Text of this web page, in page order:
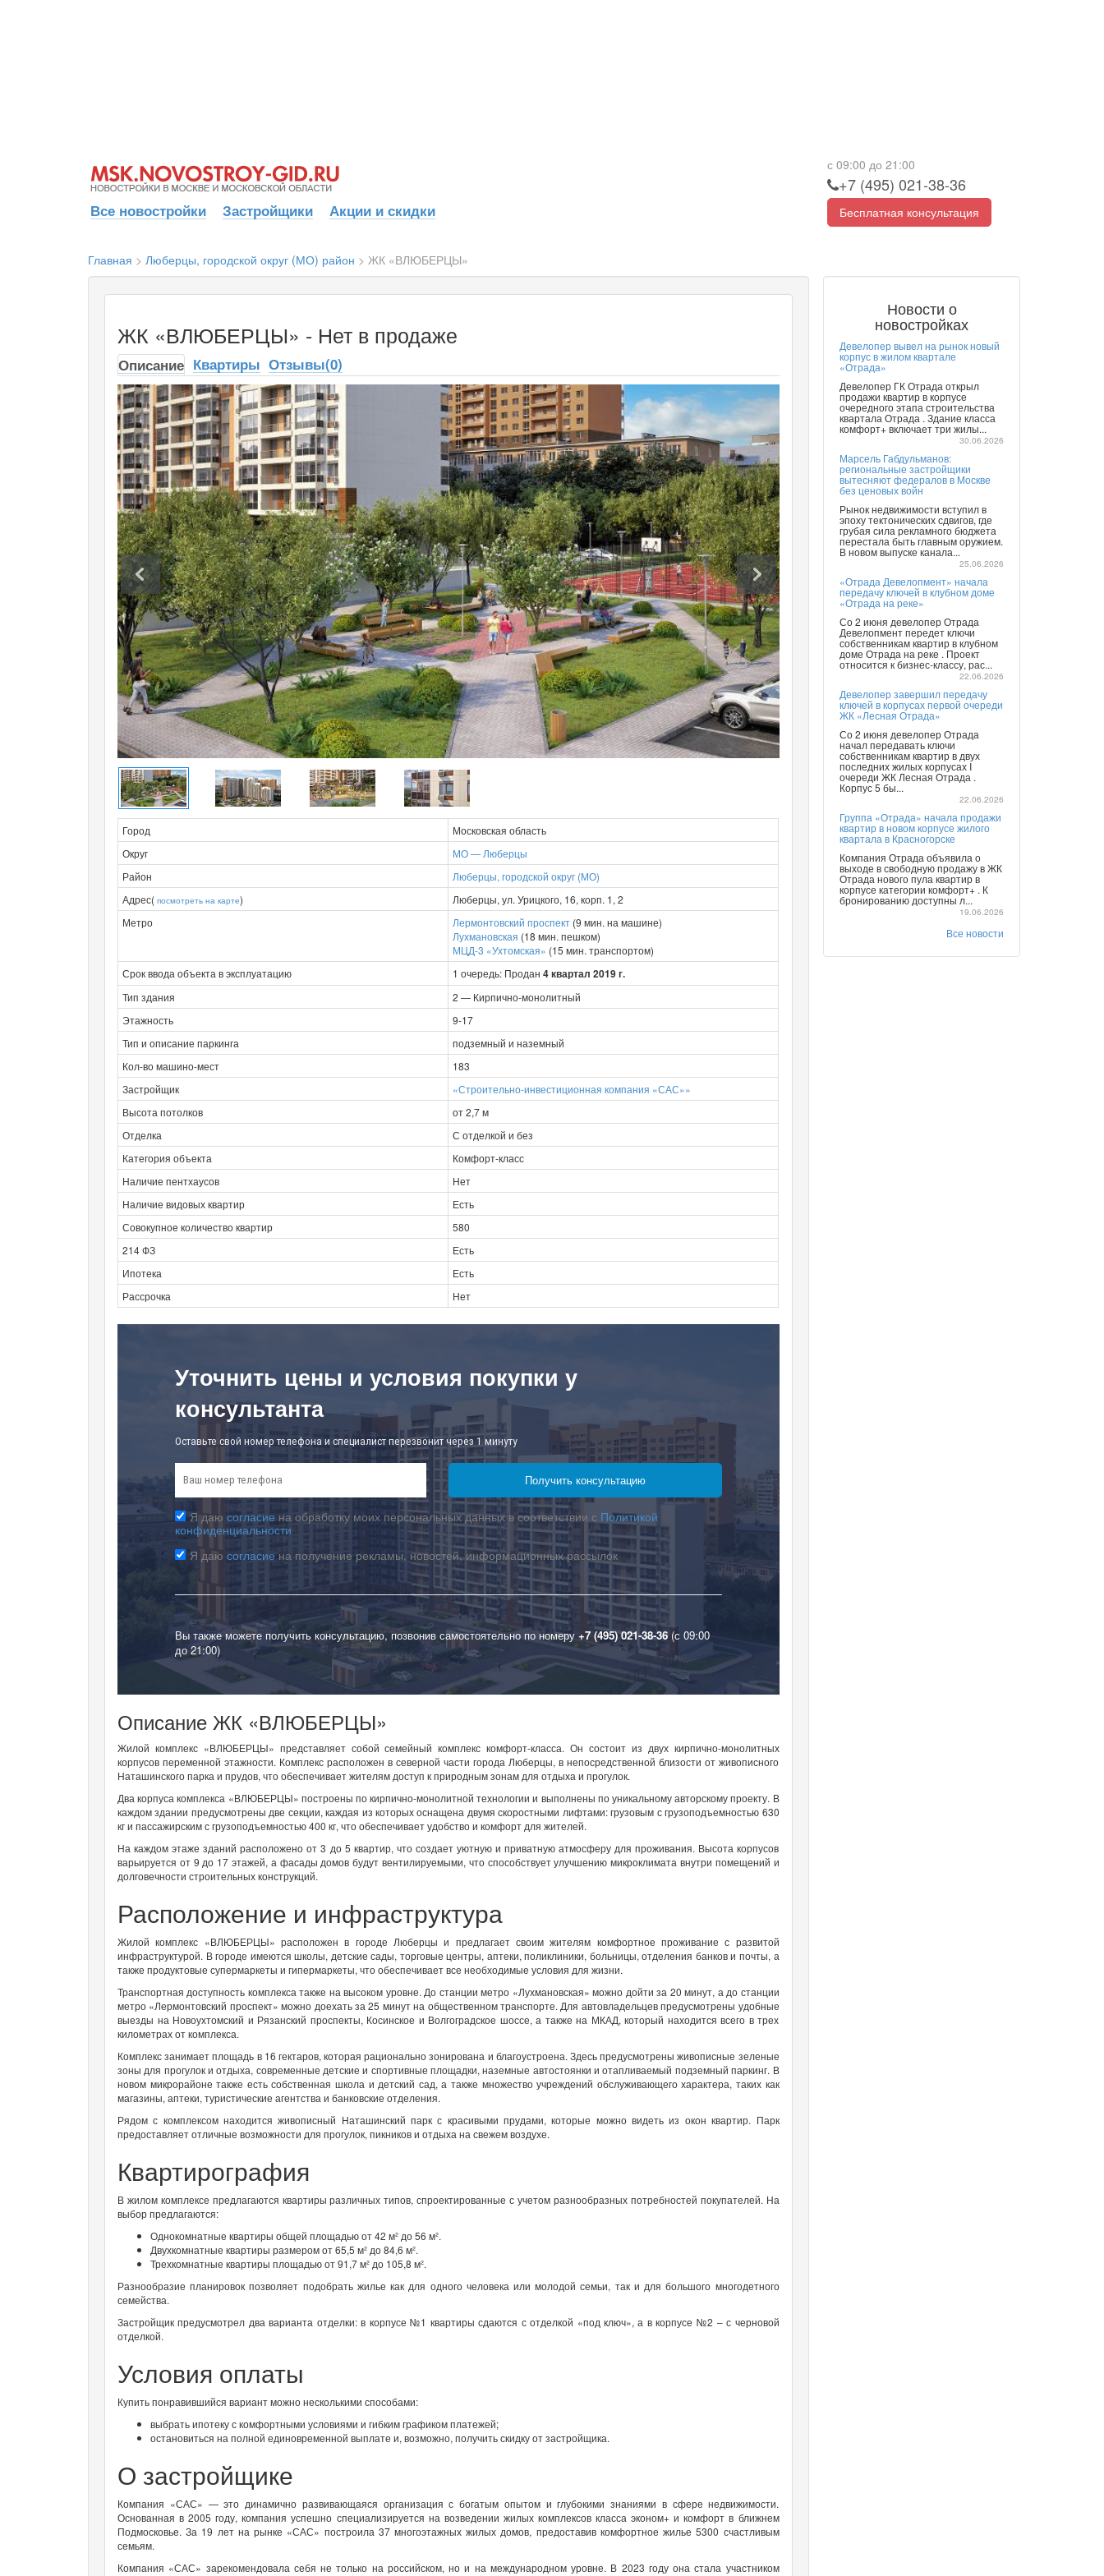
Все новостройки Застройщики Акции и скидки
с 09:00 до 21:00
+7 (495) 021-38-36
Бесплатная консультация
Главная > Люберцы, городской округ (МО) район > ЖК «ВЛЮБЕРЦЫ»
ЖК «ВЛЮБЕРЦЫ» - Нет в продаже
Описание Квартиры Отзывы(0)
Город
Московская область
Округ
МО — Люберцы
Район
Люберцы, городской округ (МО)
Адрес( посмотреть на карте)
Люберцы, ул. Урицкого, 16, корп. 1, 2
Метро
Лермонтовский проспект (9 мин. на машине)
Лухмановская (18 мин. пешком)
МЦД-3 «Ухтомская» (15 мин. транспортом)
Срок ввода объекта в эксплуатацию
1 очередь: Продан 4 квартал 2019 г.
Тип здания
2 — Кирпично-монолитный
Этажность
9-17
Тип и описание паркинга
подземный и наземный
Кол-во машино-мест
183
Застройщик
«Строительно-инвестиционная компания «САС»»
Высота потолков
от 2,7 м
Отделка
С отделкой и без
Категория объекта
Комфорт-класс
Наличие пентхаусов
Нет
Наличие видовых квартир
Есть
Совокупное количество квартир
580
214 ФЗ
Есть
Ипотека
Есть
Рассрочка
Нет
Уточнить цены и условия покупки у
консультанта
Оставьте свой номер телефона и специалист перезвонит через 1 минуту
Я даю согласие на обработку моих персональных данных в соответствии с Политикой
конфиденциальности
Я даю согласие на получение рекламы, новостей, информационных рассылок
Вы также можете получить консультацию, позвонив самостоятельно по номеру +7 (495) 021-38-36 (с 09:00
до 21:00)
Описание ЖК «ВЛЮБЕРЦЫ»
Жилой комплекс «ВЛЮБЕРЦЫ» представляет собой семейный комплекс комфорт-класса. Он состоит из двух кирпично-монолитных
корпусов переменной этажности. Комплекс расположен в северной части города Люберцы, в непосредственной близости от живописного
Наташинского парка и прудов, что обеспечивает жителям доступ к природным зонам для отдыха и прогулок.
Два корпуса комплекса «ВЛЮБЕРЦЫ» построены по кирпично-монолитной технологии и выполнены по уникальному авторскому проекту. В
каждом здании предусмотрены две секции, каждая из которых оснащена двумя скоростными лифтами: грузовым с грузоподъемностью 630
кг и пассажирским с грузоподъемностью 400 кг, что обеспечивает удобство и комфорт для жителей.
На каждом этаже зданий расположено от 3 до 5 квартир, что создает уютную и приватную атмосферу для проживания. Высота корпусов
варьируется от 9 до 17 этажей, а фасады домов будут вентилируемыми, что способствует улучшению микроклимата внутри помещений и
долговечности строительных конструкций.
Расположение и инфраструктура
Жилой комплекс «ВЛЮБЕРЦЫ» расположен в городе Люберцы и предлагает своим жителям комфортное проживание с развитой
инфраструктурой. В городе имеются школы, детские сады, торговые центры, аптеки, поликлиники, больницы, отделения банков и почты, а
также продуктовые супермаркеты и гипермаркеты, что обеспечивает все необходимые условия для жизни.
Транспортная доступность комплекса также на высоком уровне. До станции метро «Лухмановская» можно дойти за 20 минут, а до станции
метро «Лермонтовский проспект» можно доехать за 25 минут на общественном транспорте. Для автовладельцев предусмотрены удобные
выезды на Новоухтомский и Рязанский проспекты, Косинское и Волгоградское шоссе, а также на МКАД, который находится всего в трех
километрах от комплекса.
Комплекс занимает площадь в 16 гектаров, которая рационально зонирована и благоустроена. Здесь предусмотрены живописные зеленые
зоны для прогулок и отдыха, современные детские и спортивные площадки, наземные автостоянки и отапливаемый подземный паркинг. В
новом микрорайоне также есть собственная школа и детский сад, а также множество учреждений обслуживающего характера, таких как
магазины, аптеки, туристические агентства и банковские отделения.
Рядом с комплексом находится живописный Наташинский парк с красивыми прудами, которые можно видеть из окон квартир. Парк
предоставляет отличные возможности для прогулок, пикников и отдыха на свежем воздухе.
Квартирография
В жилом комплексе предлагаются квартиры различных типов, спроектированные с учетом разнообразных потребностей покупателей. На
выбор предлагаются:
Однокомнатные квартиры общей площадью от 42 м² до 56 м².
Двухкомнатные квартиры размером от 65,5 м² до 84,6 м².
Трехкомнатные квартиры площадью от 91,7 м² до 105,8 м².
Разнообразие планировок позволяет подобрать жилье как для одного человека или молодой семьи, так и для большого многодетного
семейства.
Застройщик предусмотрел два варианта отделки: в корпусе №1 квартиры сдаются с отделкой «под ключ», а в корпусе №2 – с черновой
отделкой.
Условия оплаты
Купить понравившийся вариант можно несколькими способами:
выбрать ипотеку с комфортными условиями и гибким графиком платежей;
остановиться на полной единовременной выплате и, возможно, получить скидку от застройщика.
О застройщике
Компания «САС» — это динамично развивающаяся организация с богатым опытом и глубокими знаниями в сфере недвижимости.
Основанная в 2005 году, компания успешно специализируется на возведении жилых комплексов класса эконом+ и комфорт в ближнем
Подмосковье. За 19 лет на рынке «САС» построила 37 многоэтажных жилых домов, предоставив комфортное жилье 5300 счастливым
семьям.
Компания «САС» зарекомендовала себя не только на российском, но и на международном уровне. В 2023 году она стала участником
Новости о
новостройках
Девелопер вывел на рынок новый
корпус в жилом квартале
«Отрада»
Девелопер ГК Отрада открыл
продажи квартир в корпусе
очередного этапа строительства
квартала Отрада . Здание класса
комфорт+ включает три жилы...
30.06.2026
Марсель Габдульманов:
региональные застройщики
вытесняют федералов в Москве
без ценовых войн
Рынок недвижимости вступил в
эпоху тектонических сдвигов, где
грубая сила рекламного бюджета
перестала быть главным оружием.
В новом выпуске канала...
25.06.2026
«Отрада Девелопмент» начала
передачу ключей в клубном доме
«Отрада на реке»
Со 2 июня девелопер Отрада
Девелопмент передет ключи
собственникам квартир в клубном
доме Отрада на реке . Проект
относится к бизнес-классу, рас...
22.06.2026
Девелопер завершил передачу
ключей в корпусах первой очереди
ЖК «Лесная Отрада»
Со 2 июня девелопер Отрада
начал передавать ключи
собственникам квартир в двух
последних жилых корпусах I
очереди ЖК Лесная Отрада .
Корпус 5 бы...
22.06.2026
Группа «Отрада» начала продажи
квартир в новом корпусе жилого
квартала в Красногорске
Компания Отрада объявила о
выходе в свободную продажу в ЖК
Отрада нового пула квартир в
корпусе категории комфорт+ . К
бронированию доступны л...
19.06.2026
Все новости